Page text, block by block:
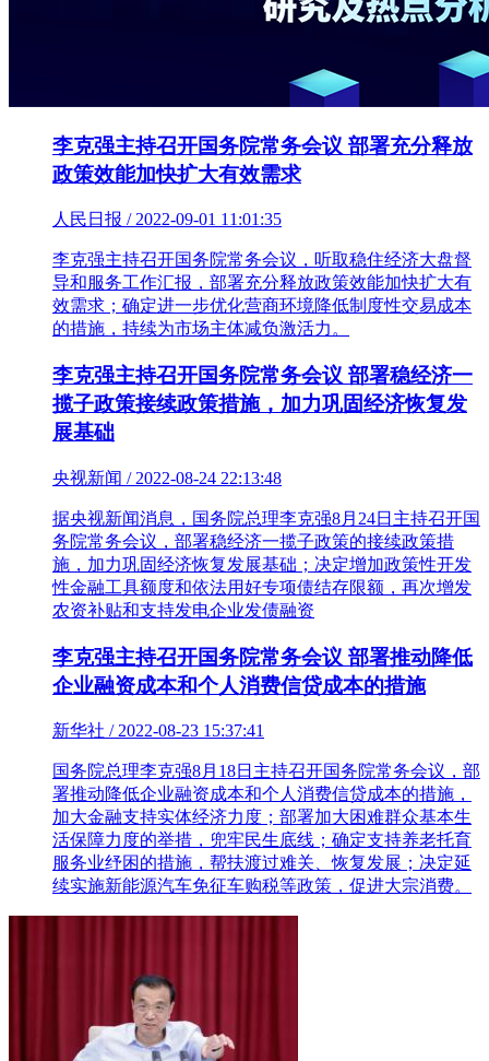
李克强主持召开国务院常务会议 部署充分释放
政策效能加快扩大有效需求
人民日报 / 2022-09-01 11:01:35
李克强主持召开国务院常务会议，听取稳住经济大盘督
导和服务工作汇报，部署充分释放政策效能加快扩大有
效需求；确定进一步优化营商环境降低制度性交易成本
的措施，持续为市场主体减负激活力。
李克强主持召开国务院常务会议 部署稳经济一
揽子政策接续政策措施，加力巩固经济恢复发
展基础
央视新闻 / 2022-08-24 22:13:48
​据央视新闻消息，国务院总理李克强8月24日主持召开国
务院常务会议，部署稳经济一揽子政策的接续政策措
施，加力巩固经济恢复发展基础；决定增加政策性开发
性金融工具额度和依法用好专项债结存限额，再次增发
农资补贴和支持发电企业发债融资
李克强主持召开国务院常务会议 部署推动降低
企业融资成本和个人消费信贷成本的措施
新华社 / 2022-08-23 15:37:41
国务院总理李克强8月18日主持召开国务院常务会议，部
署推动降低企业融资成本和个人消费信贷成本的措施，
加大金融支持实体经济力度；部署加大困难群众基本生
活保障力度的举措，兜牢民生底线；确定支持养老托育
服务业纾困的措施，帮扶渡过难关、恢复发展；决定延
续实施新能源汽车免征车购税等政策，促进大宗消费。